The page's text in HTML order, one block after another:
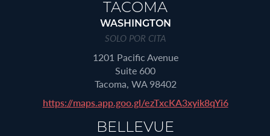
TACOMA
WASHINGTON
SOLO POR CITA
1201 Pacific Avenue
Suite 600
Tacoma, WA 98402
https://maps.app.goo.gl/ezTxcKA3xyik8qYi6
BELLEVUE